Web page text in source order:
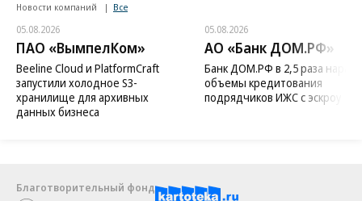
Новости компаний Все
05.08.2026
ПАО «ВымпелКом»
Beeline Cloud и PlatformCraft
запустили холодное S3-
хранилище для архивных
данных бизнеса
05.08.2026
АО «Банк ДОМ.РФ»
Банк ДОМ.РФ в 2,5 раза
объемы кредитования
подрядчиков ИЖС с эскроу
Благотворительный фонд